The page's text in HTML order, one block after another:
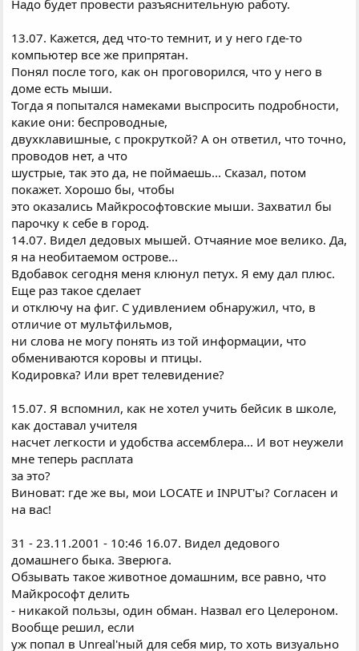
Hадо будет провести разъяснительную работу.
13.07. Кажется, дед что-то темнит, и у него где-то
компьютер все же припрятан.
Понял после того, как он проговорился, что у него в
доме есть мыши.
Тогда я попытался намеками выспросить подробности,
какие они: беспроводные,
двухклавишные, с прокруткой? А он ответил, что точно,
проводов нет, а что
шустрые, так это да, не поймаешь... Сказал, потом
покажет. Хорошо бы, чтобы
это оказались Майкрософтовские мыши. Захватил бы
парочку к себе в город.
14.07. Видел дедовых мышей. Отчаяние мое велико. Да,
я на необитаемом острове...
Вдобавок сегодня меня клюнул петух. Я ему дал плюс.
Еще раз такое сделает
и отключу на фиг. С удивлением обнаружил, что, в
отличие от мультфильмов,
ни слова не могу понять из той информации, что
обмениваются коровы и птицы.
Кодировка? Или врет телевидение?
15.07. Я вспомнил, как не хотел учить бейсик в школе,
как доставал учителя
насчет легкости и удобства ассемблера... И вот неужели
мне теперь расплата
за это?
Виноват: где же вы, мои LOCATE и INPUT'ы? Согласен и
на вас!
31 - 23.11.2001 - 10:46 16.07. Видел дедового
домашнего быка. Зверюга.
Обзывать такое животное домашним, все равно, что
Майкрософт делить
- никакой пользы, один обман. Hазвал его Целероном.
Вообще решил, если
уж попал в Unreal'ный для себя мир, то хоть визуально